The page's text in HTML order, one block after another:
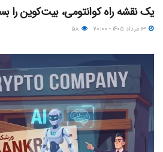
یک نقشه راه کوانتومی، بیت‌کوین را